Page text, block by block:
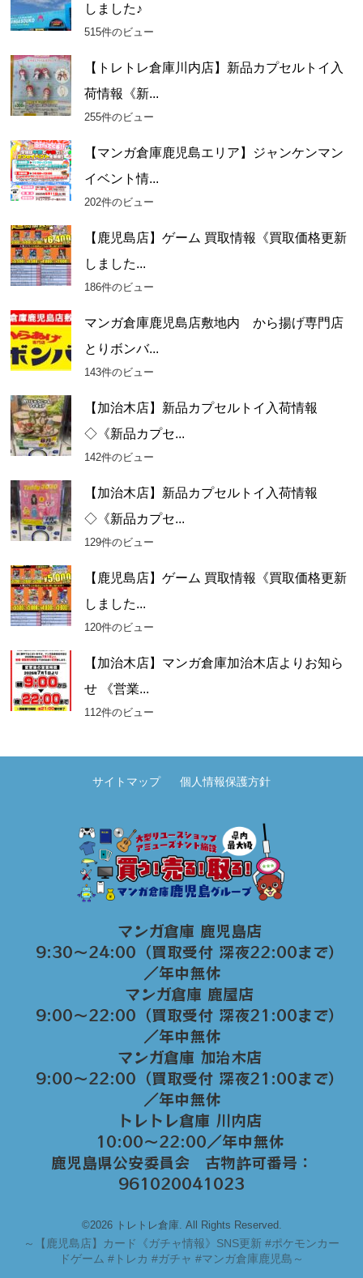
しました♪
515件のビュー
【トレトレ倉庫川内店】新品カプセルトイ入
荷情報《新...
255件のビュー
【マンガ倉庫鹿児島エリア】ジャンケンマン
イベント情...
202件のビュー
【鹿児島店】ゲーム 買取情報《買取価格更新
しました...
186件のビュー
マンガ倉庫鹿児島店敷地内 から揚げ専門店
とりボンバ...
143件のビュー
【加治木店】新品カプセルトイ入荷情報
◇《新品カプセ...
142件のビュー
【加治木店】新品カプセルトイ入荷情報
◇《新品カプセ...
129件のビュー
【鹿児島店】ゲーム 買取情報《買取価格更新
しました...
120件のビュー
【加治木店】マンガ倉庫加治木店よりお知ら
せ 《営業...
112件のビュー
サイトマップ 個人情報保護方針
マンガ倉庫 鹿児島店
9:30～24:00（買取受付 深夜22:00まで）
／年中無休
マンガ倉庫 鹿屋店
9:00～22:00（買取受付 深夜21:00まで）
／年中無休
マンガ倉庫 加治木店
9:00〜22:00（買取受付 深夜21:00まで）
／年中無休
トレトレ倉庫 川内店
10:00〜22:00／年中無休
鹿児島県公安委員会 古物許可番号：
961020041023
©2026 トレトレ倉庫. All Rights Reserved.
～
【鹿児島店】カード《ガチャ情報》SNS更新 #ポケモンカー
ドゲーム #トレカ #ガチャ #マンガ倉庫鹿児島～